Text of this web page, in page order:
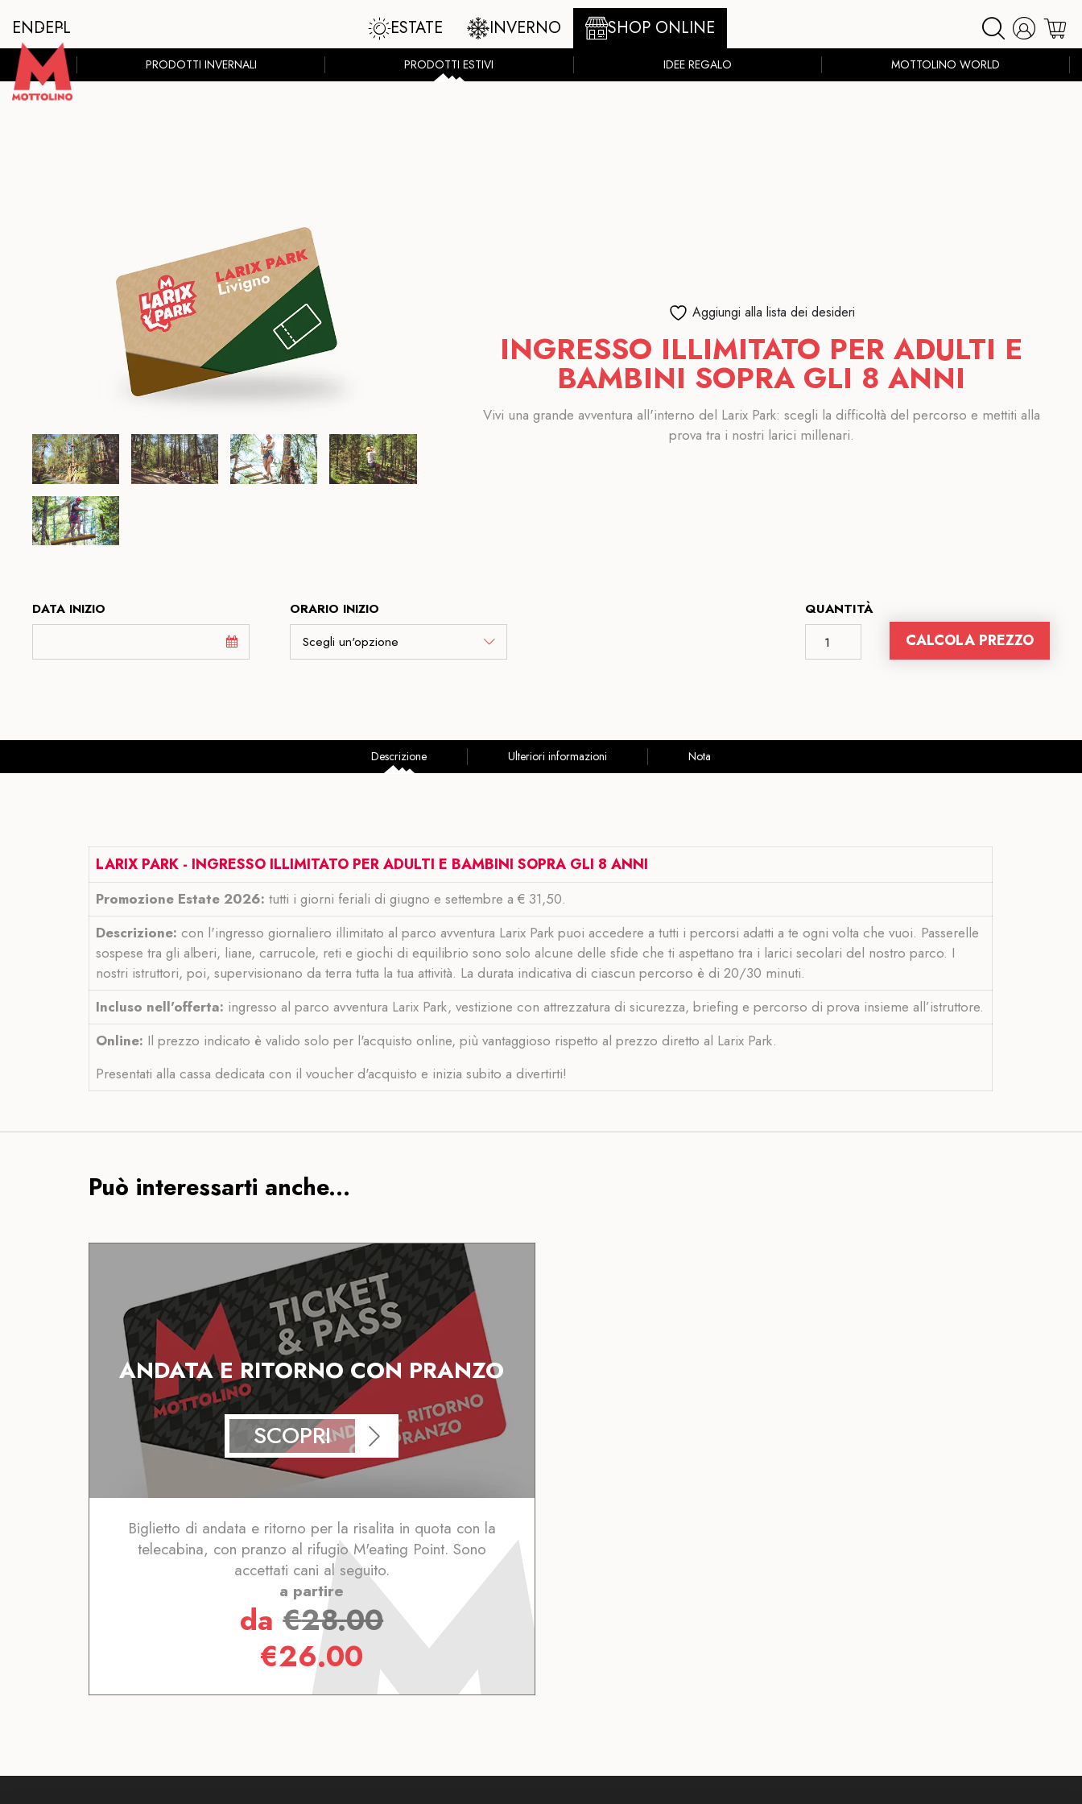
ESTATE INVERNO SHOP ONLINE
ENDEPL
PRODOTTI INVERNALI PRODOTTI ESTIVI IDEE REGALO MOTTOLINO WORLD
Aggiungi alla lista dei desideri
INGRESSO ILLIMITATO PER ADULTI E
BAMBINI SOPRA GLI 8 ANNI
Vivi una grande avventura all'interno del Larix Park: scegli la difficoltà del percorso e mettiti alla
prova tra i nostri larici millenari.
DATA INIZIO ORARIO INIZIO QUANTITÀ
CALCOLA PREZZO
Descrizione Ulteriori informazioni Nota
LARIX PARK - INGRESSO ILLIMITATO PER ADULTI E BAMBINI SOPRA GLI 8 ANNI
Promozione Estate 2026: tutti i giorni feriali di giugno e settembre a € 31,50.
Descrizione: con l'ingresso giornaliero illimitato al parco avventura Larix Park puoi accedere a tutti i percorsi adatti a te ogni volta che vuoi. Passerelle
sospese tra gli alberi, liane, carrucole, reti e giochi di equilibrio sono solo alcune delle sfide che ti aspettano tra i larici secolari del nostro parco. I
nostri istruttori, poi, supervisionano da terra tutta la tua attività. La durata indicativa di ciascun percorso è di 20/30 minuti.
Incluso nell'offerta: ingresso al parco avventura Larix Park, vestizione con attrezzatura di sicurezza, briefing e percorso di prova insieme all’istruttore.
Online: Il prezzo indicato è valido solo per l'acquisto online, più vantaggioso rispetto al prezzo diretto al Larix Park.
Presentati alla cassa dedicata con il voucher d'acquisto e inizia subito a divertirti!
Può interessarti anche...
ANDATA E RITORNO CON PRANZO
SCOPRI
Biglietto di andata e ritorno per la risalita in quota con la
telecabina, con pranzo al rifugio M'eating Point. Sono
accettati cani al seguito.
a partire
da€28.00
€26.00